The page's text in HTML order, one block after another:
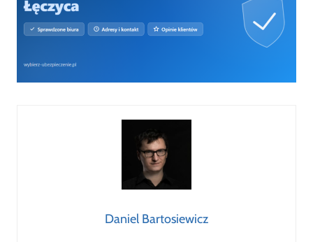
Daniel Bartosiewicz